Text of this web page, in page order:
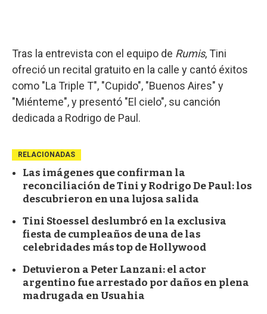
Tras la entrevista con el equipo de Rumis, Tini
ofreció un recital gratuito en la calle y cantó éxitos
como "La Triple T", "Cupido", "Buenos Aires" y
"Miénteme", y presentó "El cielo", su canción
dedicada a Rodrigo de Paul.
RELACIONADAS
Las imágenes que confirman la
reconciliación de Tini y Rodrigo De Paul: los
descubrieron en una lujosa salida
Tini Stoessel deslumbró en la exclusiva
fiesta de cumpleaños de una de las
celebridades más top de Hollywood
Detuvieron a Peter Lanzani: el actor
argentino fue arrestado por daños en plena
madrugada en Usuahia